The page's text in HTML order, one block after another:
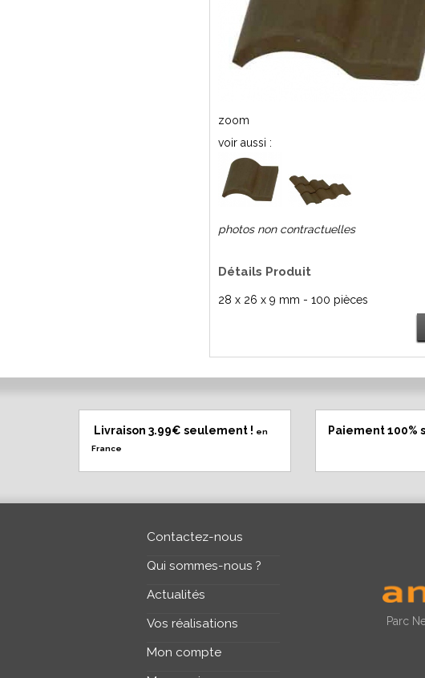
zoom
voir aussi :
photos non contractuelles
Détails Produit
28 x 26 x 9 mm - 100 pièces
Livraison 3.99€ seulement ! en
France
Paiement 100%
Contactez-nous
Qui sommes-nous ?
Actualités
Vos réalisations
Mon compte
Parc